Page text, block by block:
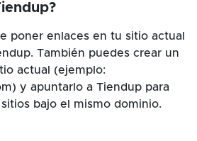
poner enlaces en tu sitio actual
También puedes crear un
actual (ejemplo:
y apuntarlo a Tiendup para
bajo el mismo dominio.